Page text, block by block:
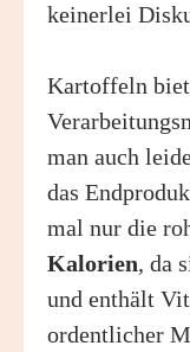
keinerlei
Kartoffeln
man auch
das
mal nur die
Kalorien, da
und enthält
ordentlicher